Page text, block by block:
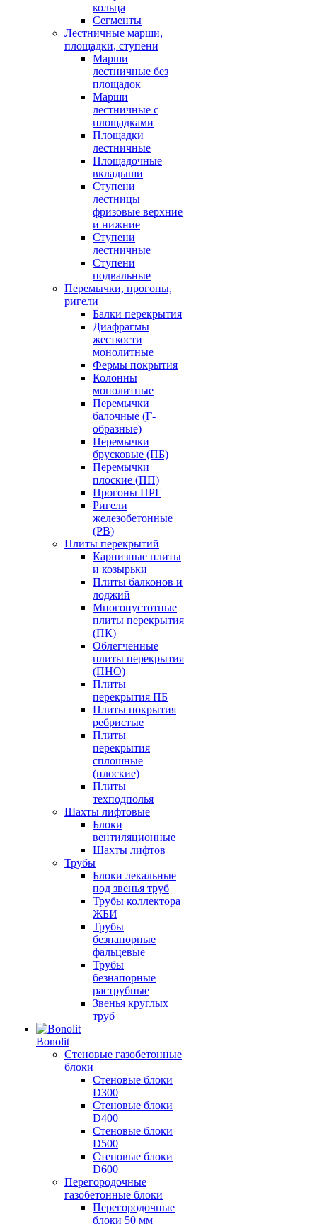
кольца
Сегменты
Лестничные марши,
площадки, ступени
Марши
лестничные без
площадок
Марши
лестничные с
площадками
Площадки
лестничные
Площадочные
вкладыши
Ступени
лестницы
фризовые верхние
и нижние
Ступени
лестничные
Ступени
подвальные
Перемычки, прогоны,
ригели
Балки перекрытия
Диафрагмы
жесткости
монолитные
Фермы покрытия
Колонны
монолитные
Перемычки
балочные (Г-
образные)
Перемычки
брусковые (ПБ)
Перемычки
плоские (ПП)
Прогоны ПРГ
Ригели
железобетонные
(РВ)
Плиты перекрытий
Карнизные плиты
и козырьки
Плиты балконов и
лоджий
Многопустотные
плиты перекрытия
(ПК)
Облегченные
плиты перекрытия
(ПНО)
Плиты
перекрытия ПБ
Плиты покрытия
ребристые
Плиты
перекрытия
сплошные
(плоские)
Плиты
техподполья
Шахты лифтовые
Блоки
вентиляционные
Шахты лифтов
Трубы
Блоки лекальные
под звенья труб
Трубы коллектора
ЖБИ
Трубы
безнапорные
фальцевые
Трубы
безнапорные
раструбные
Звенья круглых
труб
Bonolit
Стеновые газобетонные
блоки
Стеновые блоки
D300
Стеновые блоки
D400
Стеновые блоки
D500
Стеновые блоки
D600
Перегородочные
газобетонные блоки
Перегородочные
блоки 50 мм